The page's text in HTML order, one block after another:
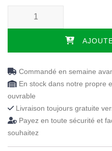
Commandé en semaine
En stock dans notre propre
ouvrable
Livraison toujours gratuite
Payez en toute sécurité et
souhaitez